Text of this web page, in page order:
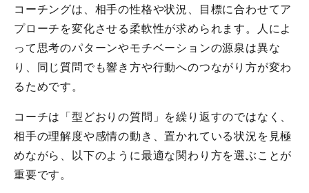
コーチングは、相手の性格や状況、目標に合わせてア
プローチを変化させる柔軟性が求められます。人によ
って思考のパターンやモチベーションの源泉は異な
り、同じ質問でも響き方や行動へのつながり方が変わ
るためです。
コーチは「型どおりの質問」を繰り返すのではなく、
相手の理解度や感情の動き、置かれている状況を見極
めながら、以下のように最適な関わり方を選ぶことが
重要です。